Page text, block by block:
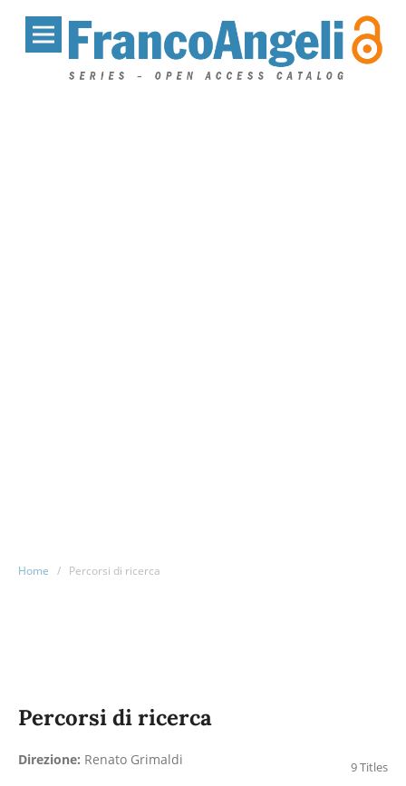
Home / Percorsi di ricerca
Percorsi di ricerca
9 Titles
Direzione: Renato Grimaldi